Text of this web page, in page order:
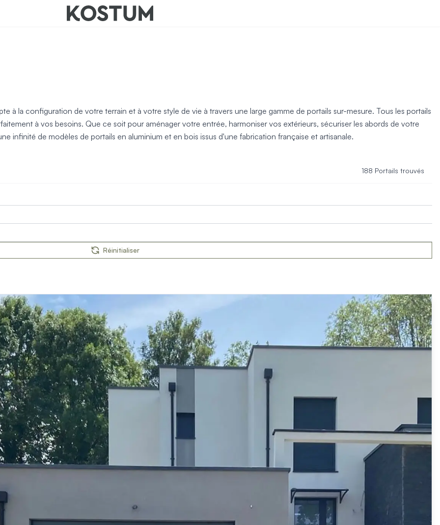
décors
et pare-vent
extérieurs
et PAC
à la configuration de votre terrain et à votre style de vie à travers une large gamme de portails sur-mesure. Tous les portails
à vos besoins. Que ce soit pour aménager votre entrée, harmoniser vos extérieurs, sécuriser les abords de votre
infinité de modèles de portails en aluminium et en bois issus d'une fabrication française et artisanale.
188 Portails trouvés
Réinitialiser